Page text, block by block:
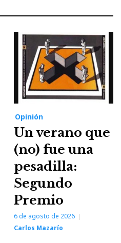
Opinión
Un verano que
(no) fue una
pesadilla:
Segundo
Premio
6 de agosto de 2026
Carlos Mazarío